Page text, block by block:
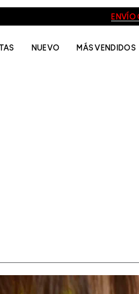
ENVÍO
NUEVO MÁS VENDIDOS